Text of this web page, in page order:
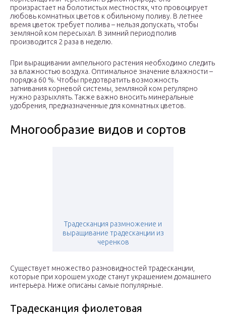
произрастает на болотистых местностях, что провоцирует
любовь комнатных цветов к обильному поливу. В летнее
время цветок требует полива – нельзя допускать, чтобы
земляной ком пересыхал. В зимний период полив
производится 2 раза в неделю.
При выращивании ампельного растения необходимо следить
за влажностью воздуха. Оптимальное значение влажности –
порядка 60 %. Чтобы предотвратить возможность
загнивания корневой системы, земляной ком регулярно
нужно разрыхлять. Также важно вносить минеральные
удобрения, предназначенные для комнатных цветов.
Многообразие видов и сортов
Традесканция размножение и
выращивание традесканции из
черенков
Существует множество разновидностей традесканции,
которые при хорошем уходе станут украшением домашнего
интерьера. Ниже описаны самые популярные.
Традесканция фиолетовая